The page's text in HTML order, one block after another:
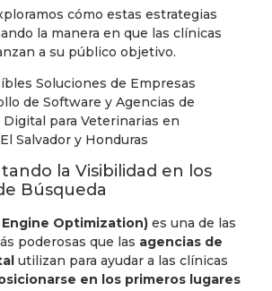
cómo estas estrategias
la manera en que las clínicas
a su público objetivo.
la Visibilidad en los
Búsqueda
Engine Optimization) es una de las
poderosas que las agencias de
utilizan para ayudar a las clínicas
en los primeros lugares